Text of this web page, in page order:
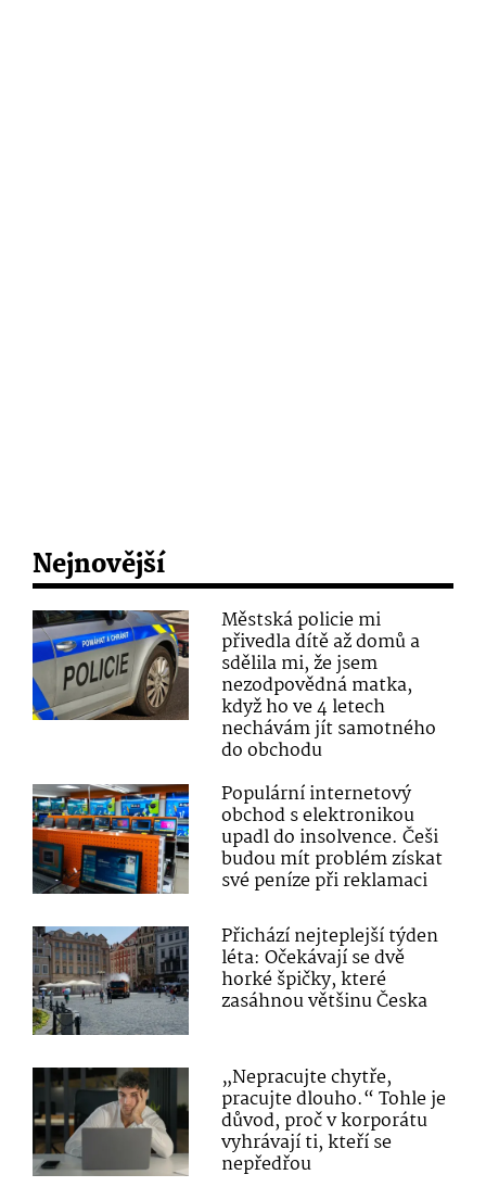
Nejnovější
Městská policie mi
přivedla dítě až domů a
sdělila mi, že jsem
nezodpovědná matka,
když ho ve 4 letech
nechávám jít samotného
do obchodu
Populární internetový
obchod s elektronikou
upadl do insolvence. Češi
budou mít problém získat
své peníze při reklamaci
Přichází nejteplejší týden
léta: Očekávají se dvě
horké špičky, které
zasáhnou většinu Česka
„Nepracujte chytře,
pracujte dlouho.“ Tohle je
důvod, proč v korporátu
vyhrávají ti, kteří se
nepředřou